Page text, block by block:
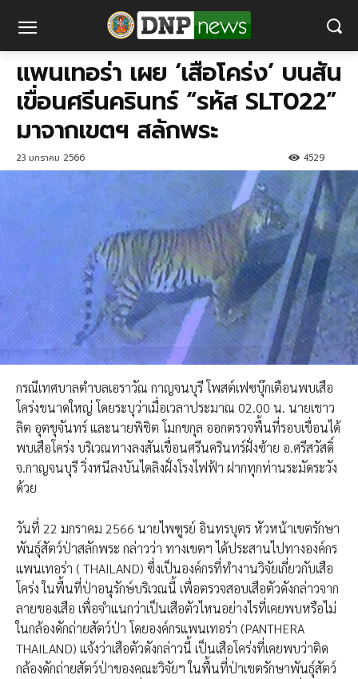
แพนเทอร่า เผย ‘เสือโคร่ง’ บนสัน
เขื่อนศรีนครินทร์ “รหัส SLT022”
มาจากเขตฯ สลักพระ
23 มกราคม 2566 4529
กรณีเทศบาลตำบลเอราวัณ กาญจนบุรี โพสต์เฟซบุ๊กเตือนพบเสือ
โคร่งขนาดใหญ่ โดยระบุว่าเมื่อเวลาประมาณ 02.00 น. นายเชาว
ลิต อุตขุจันทร์ และนายพิชิต โมกขกุล ออกตรวจพื้นที่รอบเขื่อนได้
พบเสือโคร่ง บริเวณทางลงสันเขื่อนศรีนครินทร์ฝั่งซ้าย อ.ศรีสวัสดิ์
จ.กาญจนบุรี วิ่งหนีลงบันไดลิงฝั่งโรงไฟฟ้า ฝากทุกท่านระมัดระวัง
ด้วย
วันที่ 22 มกราคม 2566 นายไพฑูรย์ อินทรบุตร หัวหน้าเขตรักษา
พันธุ์สัตว์ป่าสลักพระ กล่าวว่า ทางเขตฯ ได้ประสานไปทางองค์กร
แพนเทอร่า ( THAILAND) ซึ่งเป็นองค์กรที่ทำงานวิจัยเกี่ยวกับเสือ
โคร่ง ในพื้นที่ป่าอนุรักษ์บริเวณนี้ เพื่อตรวจสอบเสือตัวดังกล่าวจาก
ลายของเสือ เพื่อจำแนกว่าเป็นเสือตัวไหนอย่างไรที่เคยพบหรือไม่
ในกล้องดักถ่ายสัตว์ป่า โดยองค์กรแพนเทอร่า (PANTHERA
THAILAND) แจ้งว่าเสือตัวดังกล่าวนี้ เป็นเสือโคร่งที่เคยพบว่าติด
กล้องดักถ่ายสัตว์ป่าของคณะวิจัยฯ ในพื้นที่ป่าเขตรักษาพันธุ์สัตว์